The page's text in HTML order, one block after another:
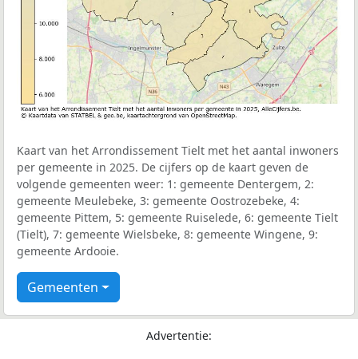
Kaart van het Arrondissement Tielt met het aantal inwoners
per gemeente in 2025. De cijfers op de kaart geven de
volgende gemeenten weer: 1: gemeente Dentergem, 2:
gemeente Meulebeke, 3: gemeente Oostrozebeke, 4:
gemeente Pittem, 5: gemeente Ruiselede, 6: gemeente Tielt
(Tielt), 7: gemeente Wielsbeke, 8: gemeente Wingene, 9:
gemeente Ardooie.
Gemeenten
Advertentie: